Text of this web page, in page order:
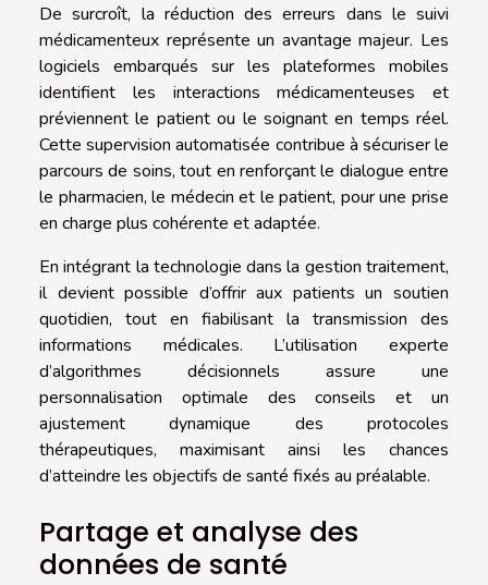
De surcroît, la réduction des erreurs dans le suivi
médicamenteux représente un avantage majeur. Les
logiciels embarqués sur les plateformes mobiles
identifient les interactions médicamenteuses et
préviennent le patient ou le soignant en temps réel.
Cette supervision automatisée contribue à sécuriser le
parcours de soins, tout en renforçant le dialogue entre
le pharmacien, le médecin et le patient, pour une prise
en charge plus cohérente et adaptée.
En intégrant la technologie dans la gestion traitement,
il devient possible d’offrir aux patients un soutien
quotidien, tout en fiabilisant la transmission des
informations médicales. L’utilisation experte
d’algorithmes décisionnels assure une
personnalisation optimale des conseils et un
ajustement dynamique des protocoles
thérapeutiques, maximisant ainsi les chances
d’atteindre les objectifs de santé fixés au préalable.
Partage et analyse des
données de santé